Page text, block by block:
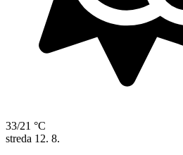
33/21 °C
streda 12. 8.